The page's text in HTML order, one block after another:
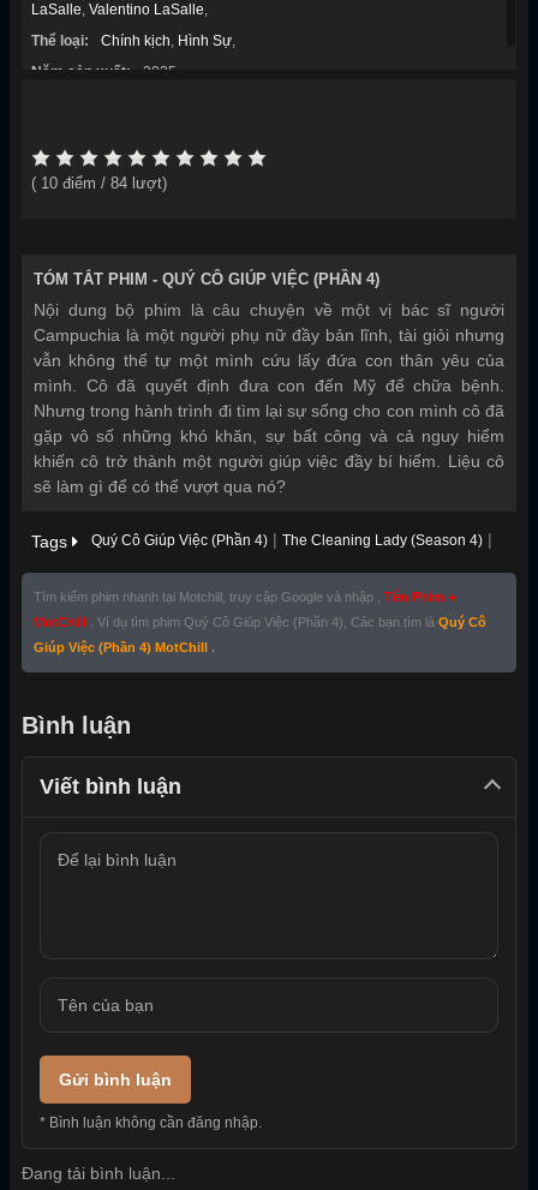
LaSalle, Valentino LaSalle,
Thể loại:
Chính kịch, Hình Sự,
Năm sản xuất:
2025
( 10 điểm / 84 lượt)
TÓM TẮT PHIM - QUÝ CÔ GIÚP VIỆC (PHẦN 4)
Nội dung bộ phim là câu chuyện về một vị bác sĩ người
Campuchia là một người phụ nữ đầy bản lĩnh, tài giỏi nhưng
vẫn không thể tự một mình cứu lấy đứa con thân yêu của
mình. Cô đã quyết định đưa con đến Mỹ để chữa bệnh.
Nhưng trong hành trình đi tìm lại sự sống cho con mình cô đã
gặp vô số những khó khăn, sự bất công và cả nguy hiểm
khiến cô trở thành một người giúp việc đầy bí hiểm. Liệu cô
sẽ làm gì để có thể vượt qua nó?
Tags Quý Cô Giúp Việc (Phần 4) | The Cleaning Lady (Season 4) |
Tìm kiếm phim nhanh tại Motchill, truy cập Google và nhập , Tên Phim +
MotChill
. Ví dụ tìm phim Quý Cô Giúp Việc (Phần 4), Các bạn tìm là Quý Cô
Giúp Việc (Phần 4) MotChill .
Bình luận
Viết bình luận
Gửi bình luận
* Bình luận không cần đăng nhập.
Đang tải bình luận...